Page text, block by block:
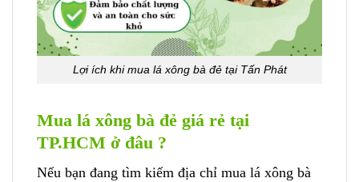
Lợi ích khi mua lá xông bà đẻ tại Tấn Phát
Mua lá xông bà đẻ giá rẻ tại
TP.HCM ở đâu ?
Nếu bạn đang tìm kiếm địa chỉ mua lá xông bà